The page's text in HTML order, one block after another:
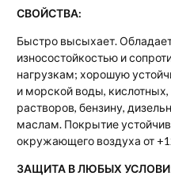
СВОЙСТВА:
Быстро высыхает.
износостойкостью и
нагрузкам; хорошую
и морской воды,
растворов, бензину,
маслам. Покрытие
окружающего воздуха от
ЗАЩИТА В ЛЮБЫХ